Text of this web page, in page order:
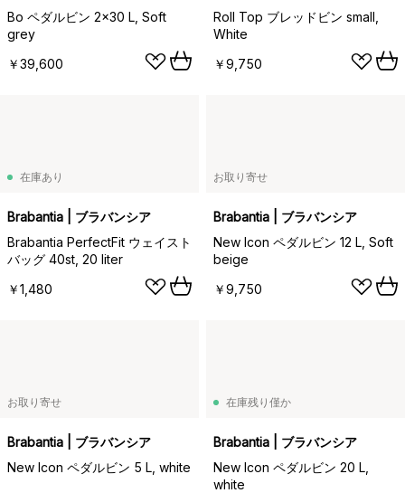
Bo ペダルビン 2x30 L, Soft
grey
￥39,600
Roll Top ブレッドビン small,
White
￥9,750
在庫あり
Brabantia | ブラバンシア
Brabantia PerfectFit ウェイスト
バッグ 40st, 20 liter
￥1,480
お取り寄せ
Brabantia | ブラバンシア
New Icon ペダルビン 12 L, Soft
beige
￥9,750
お取り寄せ
Brabantia | ブラバンシア
New Icon ペダルビン 5 L, white
在庫残り僅か
Brabantia | ブラバンシア
New Icon ペダルビン 20 L,
white